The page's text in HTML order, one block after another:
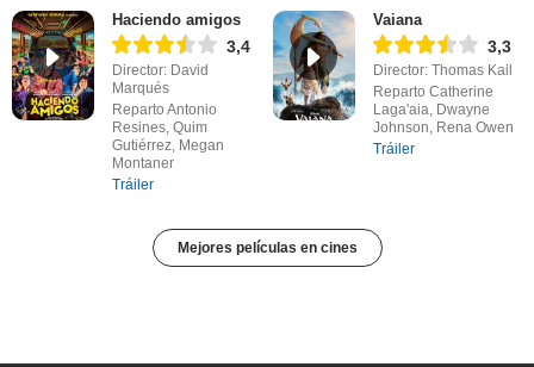
Haciendo amigos
3,4
Director: David
Marqués
Reparto Antonio
Resines, Quim
Gutiérrez, Megan
Montaner
Tráiler
Vaiana
3,3
Director: Thomas Kail
Reparto Catherine
Laga'aia, Dwayne
Johnson, Rena Owen
Tráiler
Mejores películas en cines